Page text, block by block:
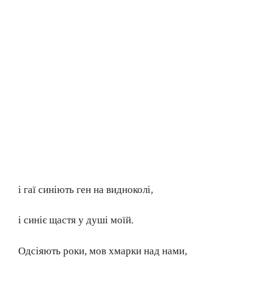
і гаї синіють ген на видноколі,
і синіє щастя у душі моїй.
Одсіяють роки, мов хмарки над нами,